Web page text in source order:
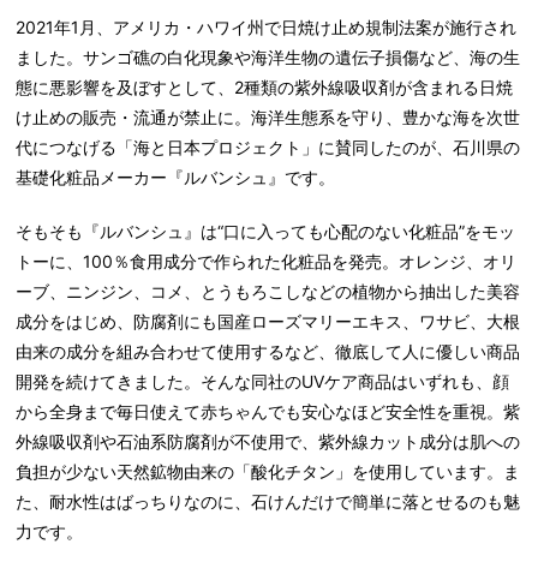
2021年1月、アメリカ・ハワイ州で日焼け止め規制法案が施行され
ました。サンゴ礁の白化現象や海洋生物の遺伝子損傷など、海の生
態に悪影響を及ぼすとして、2種類の紫外線吸収剤が含まれる日焼
け止めの販売・流通が禁止に。海洋生態系を守り、豊かな海を次世
代につなげる「海と日本プロジェクト」に賛同したのが、石川県の
基礎化粧品メーカー『ルバンシュ』です。
そもそも『ルバンシュ』は“口に入っても心配のない化粧品”をモッ
トーに、100％食用成分で作られた化粧品を発売。オレンジ、オリ
ーブ、ニンジン、コメ、とうもろこしなどの植物から抽出した美容
成分をはじめ、防腐剤にも国産ローズマリーエキス、ワサビ、大根
由来の成分を組み合わせて使用するなど、徹底して人に優しい商品
開発を続けてきました。そんな同社のUVケア商品はいずれも、顔
から全身まで毎日使えて赤ちゃんでも安心なほど安全性を重視。紫
外線吸収剤や石油系防腐剤が不使用で、紫外線カット成分は肌への
負担が少ない天然鉱物由来の「酸化チタン」を使用しています。ま
た、耐水性はばっちりなのに、石けんだけで簡単に落とせるのも魅
力です。